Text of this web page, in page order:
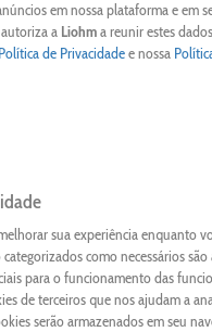
em nossa plataforma e em
a Liohma reunir estes
Política de Privacidadee nossa
sua experiência enquanto
como necessários
para o funcionamento das
de terceiros que nos ajudam a
serão armazenados em seu